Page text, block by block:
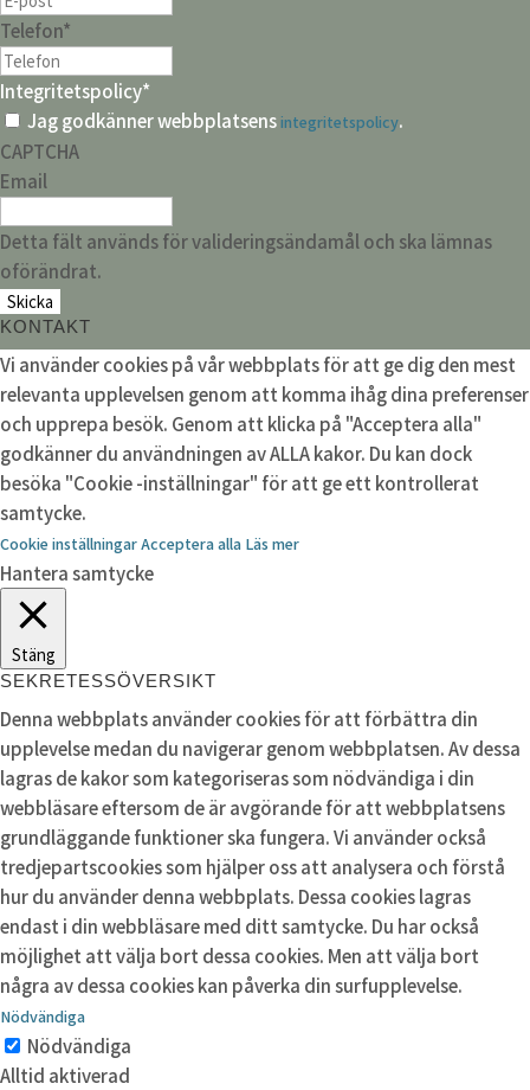
Telefon*
Integritetspolicy*
Jag godkänner webbplatsensintegritetspolicy.
CAPTCHA
Email
Detta fält används för valideringsändamål och ska lämnas
oförändrat.
KONTAKT
Vi använder cookies på vår webbplats för att ge dig den mest
relevanta upplevelsen genom att komma ihåg dina preferenser
och upprepa besök. Genom att klicka på "Acceptera alla"
godkänner du användningen av ALLA kakor. Du kan dock
besöka "Cookie -inställningar" för att ge ett kontrollerat
samtycke.
Cookie inställningarAcceptera alla Läs mer
Hantera samtycke
Stäng
SEKRETESSÖVERSIKT
Denna webbplats använder cookies för att förbättra din
upplevelse medan du navigerar genom webbplatsen. Av dessa
lagras de kakor som kategoriseras som nödvändiga i din
webbläsare eftersom de är avgörande för att webbplatsens
grundläggande funktioner ska fungera. Vi använder också
tredjepartscookies som hjälper oss att analysera och förstå
hur du använder denna webbplats. Dessa cookies lagras
endast i din webbläsare med ditt samtycke. Du har också
möjlighet att välja bort dessa cookies. Men att välja bort
några av dessa cookies kan påverka din surfupplevelse.
Nödvändiga
Nödvändiga
Alltid aktiverad